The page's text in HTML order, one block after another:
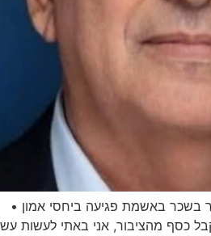
בשכר באשמת פגיעה ביחסי אמון •
כסף מהציבור, אני באתי לעשות